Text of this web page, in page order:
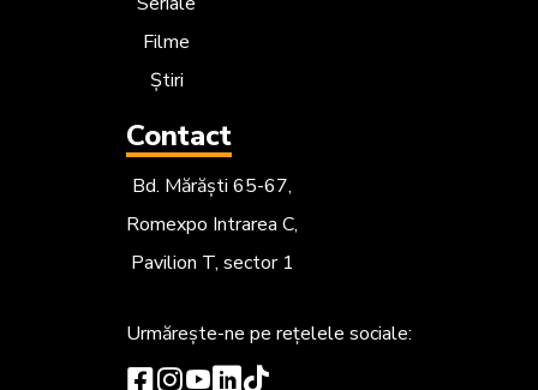
Filme
Știri
Contact
Bd. Mărăști 65-67,
Romexpo Intrarea C,
Pavilion T, sector 1
Urmărește-ne pe rețelele sociale: